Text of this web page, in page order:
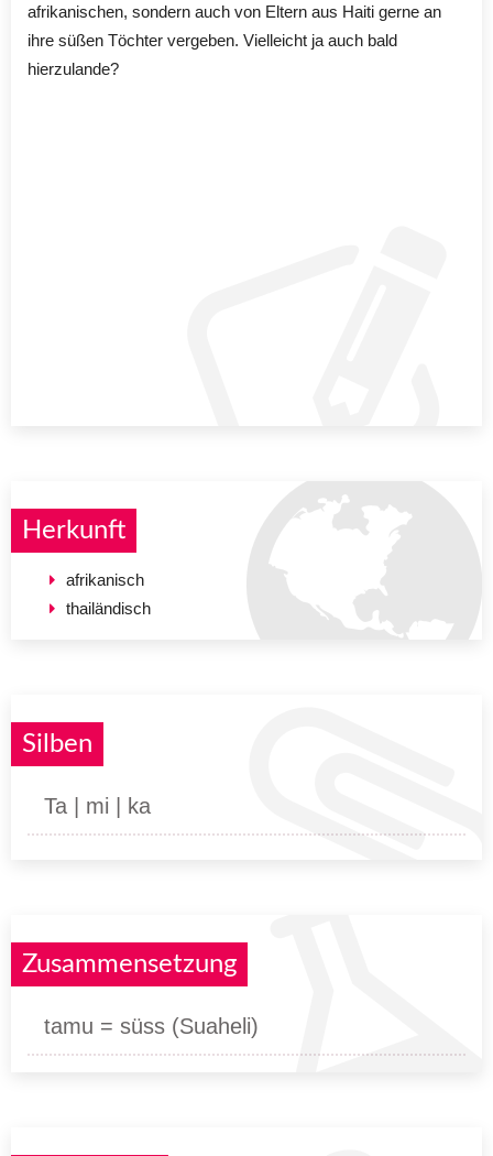
afrikanischen, sondern auch von Eltern aus Haiti gerne an
ihre süßen Töchter vergeben. Vielleicht ja auch bald
hierzulande?
Herkunft
afrikanisch
thailändisch
Silben
Ta | mi | ka
Zusammensetzung
tamu = süss (Suaheli)